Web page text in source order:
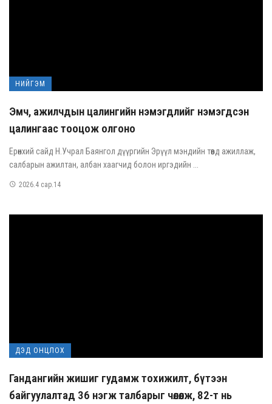
НИЙГЭМ
Эмч, ажилчдын цалингийн нэмэгдлийг нэмэгдсэн
цалингаас тооцож олгоно
Ерөнхий сайд Н.Учрал Баянгол дүүргийн Эрүүл мэндийн төвд ажиллаж,
салбарын ажилтан, албан хаагчид болон иргэдийн ...
2026.4 сар.14
ДЭД ОНЦЛОХ
Гандангийн жишиг гудамж тохижилт, бүтээн
байгуулалтад 36 нэгж талбарыг чөлөөлж, 82-т нь